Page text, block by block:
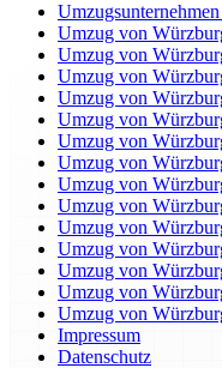
Umzug von
Umzug von
Umzug von
Umzug von
Umzug von
Umzug von
Umzug von
Umzug von
Umzug von
Umzug von
Umzug von
Umzug von
Umzug von
Umzug von
Impressum
Datenschutz